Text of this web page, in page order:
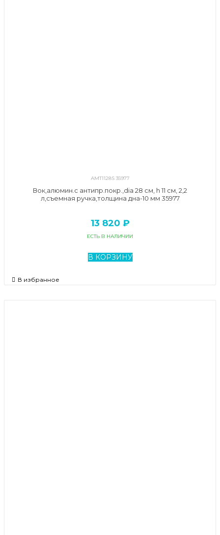
AMT1128S 35977
Вок,алюмин.с антипр.покр.,dia 28 см, h 11 см, 2,2
л,съемная ручка,толщина дна-10 мм 35977
13 820 ₽
ЕСТЬ В НАЛИЧИИ
В КОРЗИНУ
В избранное